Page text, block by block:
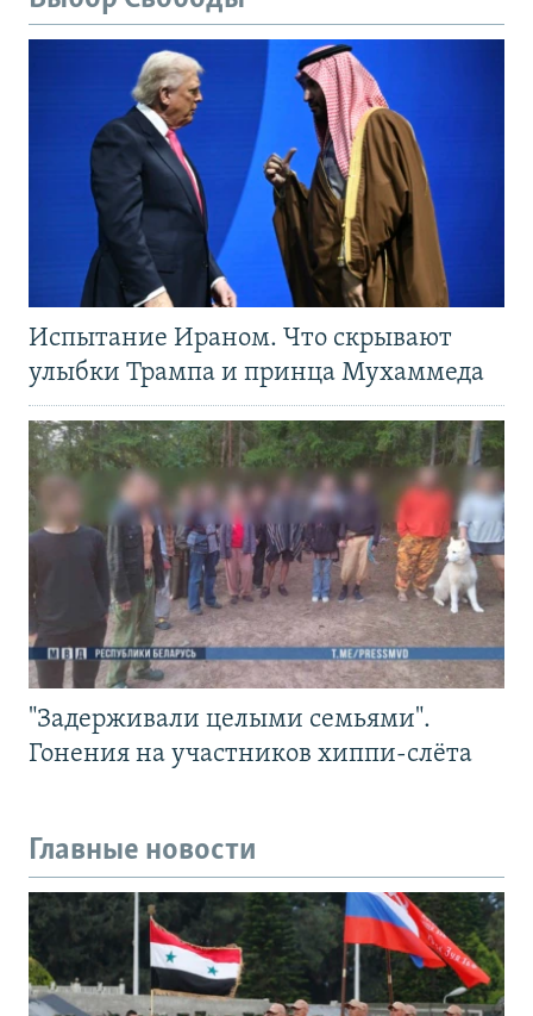
Испытание Ираном. Что скрывают
улыбки Трампа и принца Мухаммеда
"Задерживали целыми семьями".
Гонения на участников хиппи-слёта
Главные новости